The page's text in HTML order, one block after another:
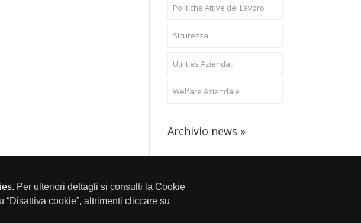
Per ulteriori dettagli si consulti la Cookie
cookie”, altrimenti cliccare su
Politiche Attive del Lavoro
Sicurezza
Utilities Aziendali
Welfare Aziendale
Archivio news »
030-2304108